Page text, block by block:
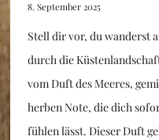
8. September 2025
Stell dir vor, du wanderst
durch die
vom Duft des Meeres,
herben Note, die dich
fühlen lässt. Dieser Duft